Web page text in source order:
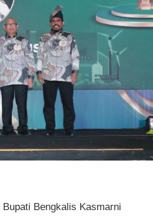
Bupati Bengkalis Kasmarni